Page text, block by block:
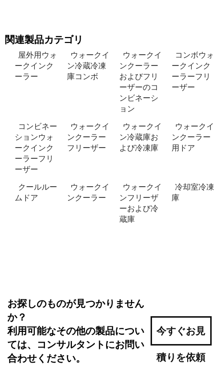
関連製品カテゴリ
屋外用ウォ
ークインク
ーラー
ウォークイ
ン冷蔵冷凍
庫コンボ
ウォークイ
ンクーラー
およびフリ
ーザーのコ
ンビネーシ
ョン
コンボウォ
ークインク
ーラーフリ
ーザー
コンビネー
ションウォ
ークインク
ーラーフリ
ーザー
ウォークイ
ンクーラー
フリーザー
ウォークイ
ン冷蔵庫お
よび冷凍庫
ウォークイ
ンクーラー
用ドア
クールルー
ムドア
ウォークイ
ンクーラー
ウォークイ
ンフリーザ
ーおよび冷
蔵庫
冷却室冷凍
庫
お探しのものが見つかりません
か？
利用可能なその他の製品につい
ては、コンサルタントにお問い
合わせください。
今すぐお見
積りを依頼